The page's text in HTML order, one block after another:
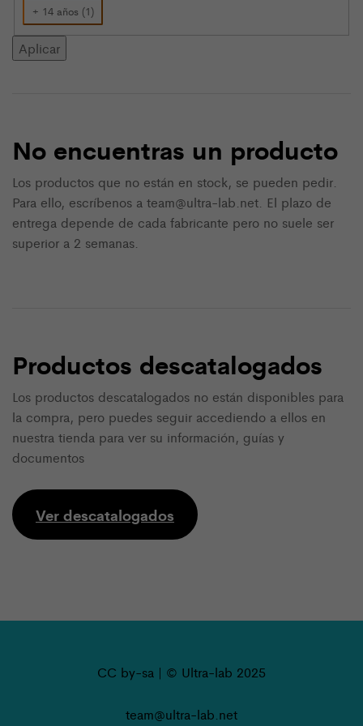
+ 14 años (1)
Aplicar
No encuentras un producto
Los productos que no están en stock, se pueden pedir.
Para ello, escríbenos a team@ultra-lab.net. El plazo de
entrega depende de cada fabricante pero no suele ser
superior a 2 semanas.
Productos descatalogados
Los productos descatalogados no están disponibles para
la compra, pero puedes seguir accediendo a ellos en
nuestra tienda para ver su información, guías y
documentos
Ver descatalogados
CC by-sa | © Ultra-lab 2025
team@ultra-lab.net